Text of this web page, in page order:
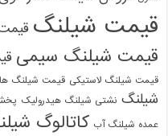
قیمت شیلنگ
قیمت شیلنگ سیمی
قیمت شیلنگ لاستیکی قیمت شیلنگ
شیلنگ نشتی شیلنگ هیدرولیک
عمده شیلنگ آب کاتالوگ